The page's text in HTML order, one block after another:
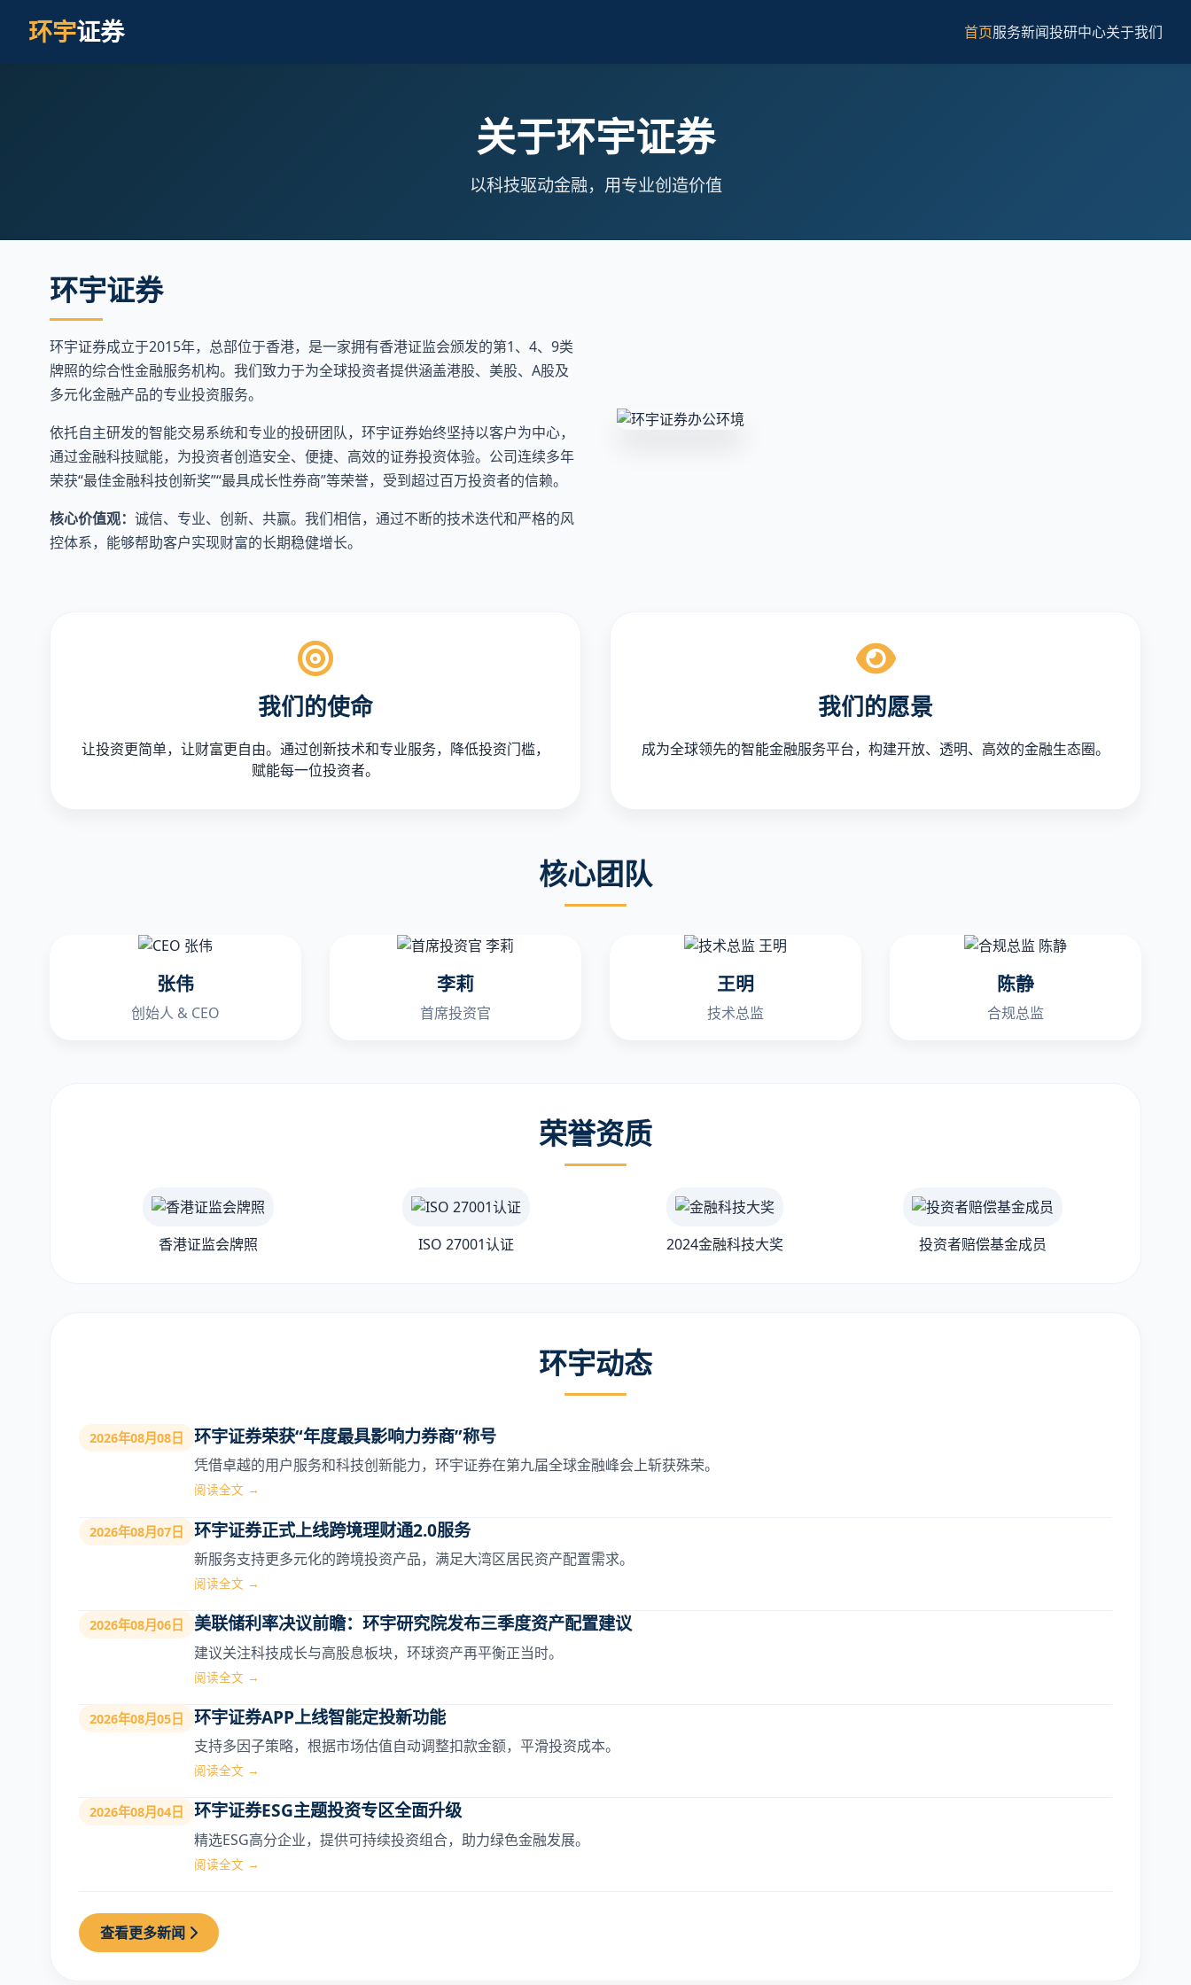
环宇证券 首页服务新闻投研中心关于我们
关于环宇证券
以科技驱动金融，用专业创造价值
环宇证券
环宇证券成立于2015年，总部位于香港，是一家拥有香港证监会颁发的第1、4、9类
牌照的综合性金融服务机构。我们致力于为全球投资者提供涵盖港股、美股、A股及
多元化金融产品的专业投资服务。
依托自主研发的智能交易系统和专业的投研团队，环宇证券始终坚持以客户为中心，
通过金融科技赋能，为投资者创造安全、便捷、高效的证券投资体验。公司连续多年
荣获“最佳金融科技创新奖”“最具成长性券商”等荣誉，受到超过百万投资者的信赖。
核心价值观： 诚信、专业、创新、共赢。我们相信，通过不断的技术迭代和严格的风
控体系，能够帮助客户实现财富的长期稳健增长。
我们的使命
让投资更简单，让财富更自由。通过创新技术和专业服务，降低投资门槛，
赋能每一位投资者。
我们的愿景
成为全球领先的智能金融服务平台，构建开放、透明、高效的金融生态圈。
核心团队
张伟
创始人 & CEO
李莉
首席投资官
王明
技术总监
陈静
合规总监
荣誉资质
香港证监会牌照 ISO 27001认证 2024金融科技大奖 投资者赔偿基金成员
环宇动态
2026年08月08日 环宇证券荣获“年度最具影响力券商”称号
凭借卓越的用户服务和科技创新能力，环宇证券在第九届全球金融峰会上斩获殊荣。
阅读全文 →
2026年08月07日 环宇证券正式上线跨境理财通2.0服务
新服务支持更多元化的跨境投资产品，满足大湾区居民资产配置需求。
阅读全文 →
2026年08月06日 美联储利率决议前瞻：环宇研究院发布三季度资产配置建议
建议关注科技成长与高股息板块，环球资产再平衡正当时。
阅读全文 →
2026年08月05日 环宇证券APP上线智能定投新功能
支持多因子策略，根据市场估值自动调整扣款金额，平滑投资成本。
阅读全文 →
2026年08月04日 环宇证券ESG主题投资专区全面升级
精选ESG高分企业，提供可持续投资组合，助力绿色金融发展。
阅读全文 →
查看更多新闻